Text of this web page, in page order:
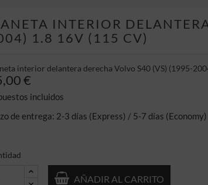
INTERIOR
1.8 16V (115 CV)
interior delantera derecha Volvo S40 (VS) (1995-
€
incluidos
de entrega: 2-3 días (Express) / 5-7 días (Economy)
AÑADIR AL CARRITO